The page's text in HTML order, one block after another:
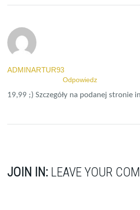
ADMINARTUR93
Odpowiedz
19,99 ;) Szczegóły na podanej stronie
JOIN IN: LEAVE YOUR